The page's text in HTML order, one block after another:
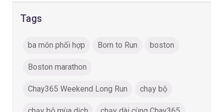
Tags
ba môn phối hợp Born to Run boston
Boston marathon
Chay365 Weekend Long Run chạy bộ